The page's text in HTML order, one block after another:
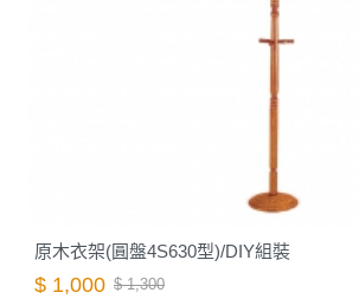
原木衣架(圓盤4S630型)/DIY組裝
$ 1,000 $ 1,300